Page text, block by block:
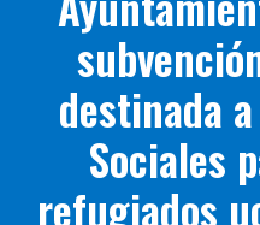
destinada
Sociales
refugiados